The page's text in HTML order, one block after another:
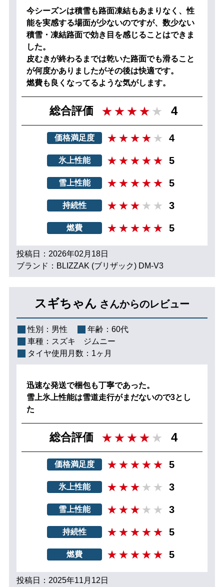
今シーズンは積雪も路面凍結もあまりなく、性
能を実感する場面が少ないのですが、数少ない
積雪・凍結路面で効き目を感じることはできま
した。
皮むきが終わるまでは乾いた路面でも滑ること
が何度かありましたがその後は快適です。
燃費も良くなってるような気がします。
総合評価 4
価格満足度 4
氷上性能 5
雪上性能 5
持続性 3
燃費 5
投稿日：2026年02月18日
ブランド：BLIZZAK (ブリザック) DM-V3
スギちゃん さんからのレビュー
性別： 男性 年齢： 60代
車種： スズキ ジムニー
タイヤ使用月数： 1ヶ月
迅速な発送で梱包も丁寧であった。
雪上氷上性能は雪道走行がまだないので3とし
た
総合評価 4
価格満足度 5
氷上性能 3
雪上性能 3
持続性 5
燃費 5
投稿日：2025年11月12日